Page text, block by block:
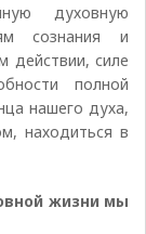
духовную
сознания и
действии, силе
полной
нашего духа,
находиться в
жизни мы